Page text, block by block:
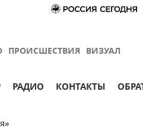
ПРОИСШЕСТВИЯ ВИЗУАЛ
РАДИО КОНТАКТЫ